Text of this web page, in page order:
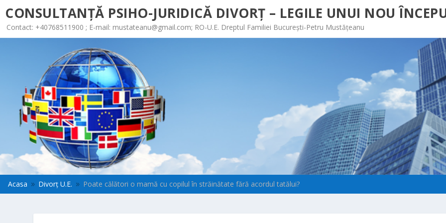
CONSULTANȚĂ PSIHO-JURIDICĂ DIVORȚ – LEGILE UNUI NOU
Contact: +40768511900 ; E-mail: mustateanu@gmail.com; RO-U.E. Dreptul Familiei București-Petru Mustățeanu
Acasa 9 Divorț U.E. 9 Poate călători o mamă cu copilul în străinătate fără acordul tatălui?